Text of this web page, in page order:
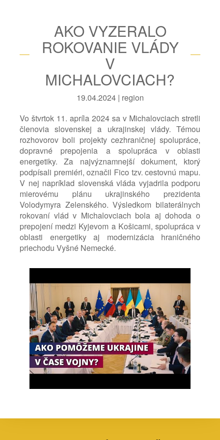
AKO VYZERALO
ROKOVANIE VLÁDY
V
MICHALOVCIACH?
19.04.2024 | region
Vo štvrtok 11. apríla 2024 sa v Michalovciach stretli
členovia slovenskej a ukrajinskej vlády. Témou
rozhovorov boli projekty cezhraničnej spolupráce,
dopravné prepojenia a spolupráca v oblasti
energetiky. Za najvýznamnejší dokument, ktorý
podpísali premiéri, označil Fico tzv. cestovnú mapu.
V nej napríklad slovenská vláda vyjadrila podporu
mierovému plánu ukrajinského prezidenta
Volodymyra Zelenského. Výsledkom bilaterálnych
rokovaní vlád v Michalovciach bola aj dohoda o
prepojení medzi Kyjevom a Košicami, spolupráca v
oblasti energetiky aj modernizácia hraničného
priechodu Vyšné Nemecké.